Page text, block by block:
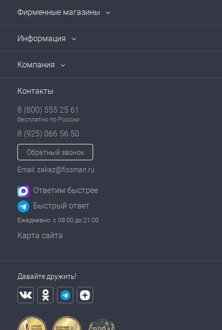
Фирменные магазины
Информация
Компания
Контакты
8 (800) 555 25 61
бесплатно по России
8 (925) 066 56 50
Обратный звонок
Email: zakaz@fissman.ru
Ответим быстрее
Быстрый ответ
Ежедневно: с 09:00 до 21:00
Карта сайта
Давайте дружить!